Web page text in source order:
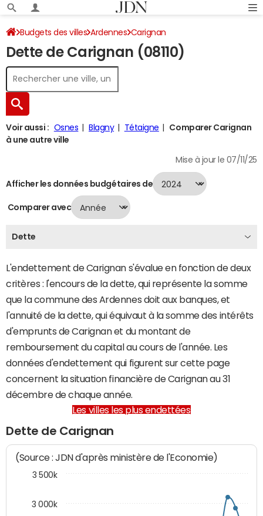
Budgets des villes Ardennes Carignan
Dette au 31/12/2024
Dette de Carignan (08110)
Voir aussi : Osnes Blagny Tétaigne
Comparer Carignan
à une autre ville
Mise à jour le 07/11/25
Afficher les données budgétaires de
Comparer avec
Dette
L'endettement de Carignan s'évalue en fonction de deux
critères : l'encours de la dette, qui représente la somme
que la commune des Ardennes doit aux banques, et
l'annuité de la dette, qui équivaut à la somme des intérêts
d'emprunts de Carignan et du montant de
remboursement du capital au cours de l'année. Les
données d'endettement qui figurent sur cette page
concernent la situation financière de Carignan au 31
décembre de chaque année.
Les villes les plus endettées
Dette de Carignan
(Source : JDN d'après ministère de l'Economie)
3 000k
3 500k